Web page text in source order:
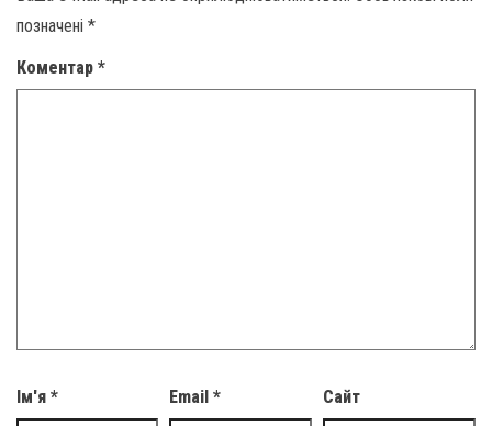
позначені *
Коментар *
Ім'я * Email* Сайт